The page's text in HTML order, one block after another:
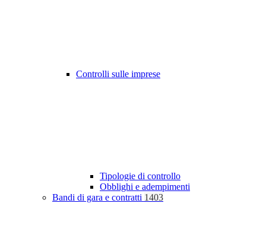
Controlli sulle imprese
Tipologie di controllo
Obblighi e adempimenti
Bandi di gara e contratti 1403